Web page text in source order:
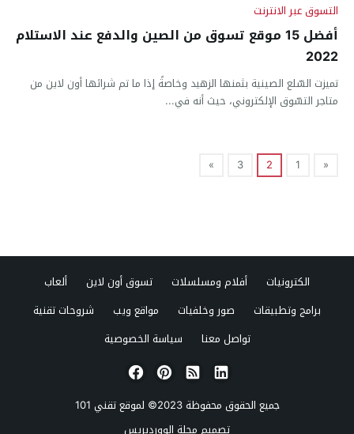
التسوق عبر الانترنت
أفضل 15 موقع تسوق من الصين والدفع عند الاستلام
2022
تميزت السّلع الصينية بثمنها الزهيد وخاصةً إذا ما تم شرائها أون لاين من
متاجر التسّوق الإلكتروني، حيث أنه في...
«
1
2
3
»
الكترونيات أفلام ومسلسلات تسوق أون لاين
ألعاب
برامج وتطبيقات
صور وخلفيات مواقع ويب
شروحات تقنية
تواصل معنا
سياسة الخصوصية
جميع الحقوق محفوظة 2023© لموقع
تقني 101
تصميم مجلة الووردبريس